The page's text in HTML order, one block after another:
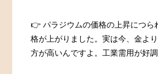
👉 パラジウムの価格の上昇につら
格が上がりました。実は今、金よ
方が高いんですよ。工業需用が好調